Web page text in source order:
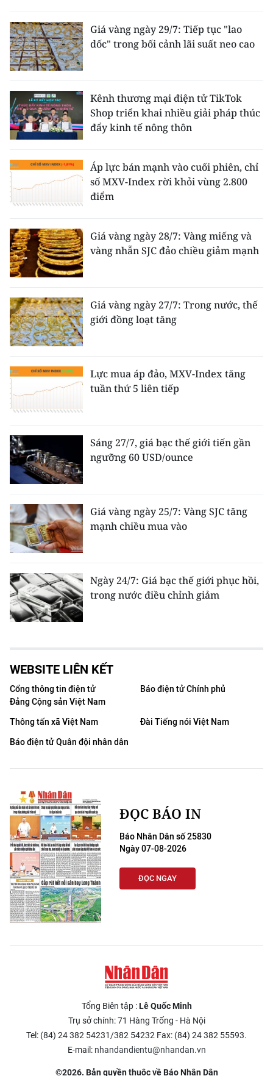
Giá vàng ngày 29/7: Tiếp tục "lao
dốc" trong bối cảnh lãi suất neo cao
Kênh thương mại điện tử TikTok
Shop triển khai nhiều giải pháp thúc
đẩy kinh tế nông thôn
Áp lực bán mạnh vào cuối phiên, chỉ
số MXV-Index rời khỏi vùng 2.800
điểm
Giá vàng ngày 28/7: Vàng miếng và
vàng nhẫn SJC đảo chiều giảm mạnh
Giá vàng ngày 27/7: Trong nước, thế
giới đồng loạt tăng
Lực mua áp đảo, MXV-Index tăng
tuần thứ 5 liên tiếp
Sáng 27/7, giá bạc thế giới tiến gần
ngưỡng 60 USD/ounce
Giá vàng ngày 25/7: Vàng SJC tăng
mạnh chiều mua vào
Ngày 24/7: Giá bạc thế giới phục hồi,
trong nước điều chỉnh giảm
WEBSITE LIÊN KẾT
Cổng thông tin điện tử
Đảng Cộng sản Việt Nam
Báo điện tử Chính phủ
Thông tấn xã Việt Nam
Đài Tiếng nói Việt Nam
Báo điện tử Quân đội nhân dân
ĐỌC BÁO IN
Báo Nhân Dân số 25830
Ngày 07-08-2026
ĐỌC NGAY
Tổng Biên tập :Lê Quốc Minh
Trụ sở chính: 71 Hàng Trống - Hà Nội
Tel: (84) 24 382 54231/382 54232 Fax: (84) 24 382 55593.
E-mail: nhandandientu@nhandan.vn
©2026. Bản quyền thuộc về Báo Nhân Dân